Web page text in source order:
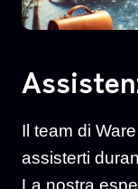
Il team di
assisterti